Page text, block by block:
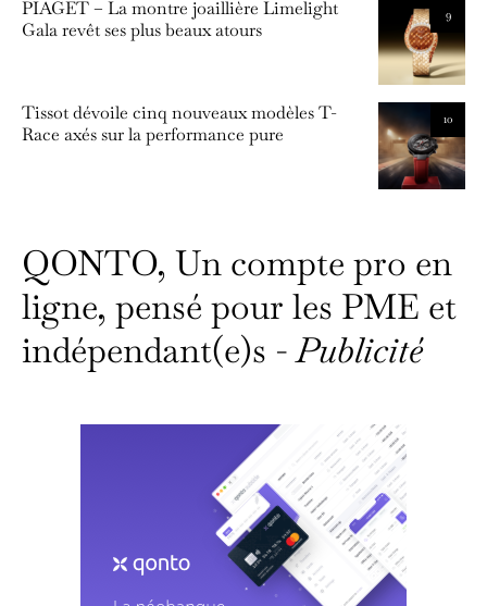
9
PIAGET – La montre joaillière Limelight
Gala revêt ses plus beaux atours
10
Tissot dévoile cinq nouveaux modèles T-
Race axés sur la performance pure
QONTO, Un compte pro en
ligne, pensé pour les PME et
indépendant(e)s -Publicité